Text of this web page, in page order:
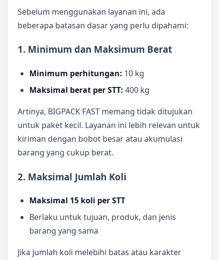
Sebelum menggunakan layanan ini, ada
beberapa batasan dasar yang perlu dipahami:
1. Minimum dan Maksimum Berat
Minimum perhitungan: 10 kg
Maksimal berat per STT: 400 kg
Artinya, BIGPACK FAST memang tidak ditujukan
untuk paket kecil. Layanan ini lebih relevan untuk
kiriman dengan bobot besar atau akumulasi
barang yang cukup berat.
2. Maksimal Jumlah Koli
Maksimal 15 koli per STT
Berlaku untuk tujuan, produk, dan jenis
barang yang sama
Jika jumlah koli melebihi batas atau karakter